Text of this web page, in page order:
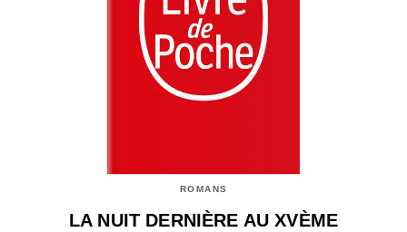
ROMANS
LA NUIT DERNIÈRE AU XVÈME